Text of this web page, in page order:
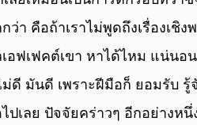
ว่า คือถ้าเราไม่พูดถึงเรื่องเ
อฟเฟคต์เขา หาได้ไหม แน่นอ
ดี มันดี เพราะฝีมือก็ ยอมรับ
ปเลย ปัจจัยคร่าวๆ อีกอย่างห